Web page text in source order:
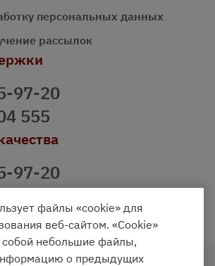
персональных данных
рассылок
97-20
555
97-20
файлы «cookie» для
веб-сайтом. «Cookie»
небольшие файлы,
о предыдущих